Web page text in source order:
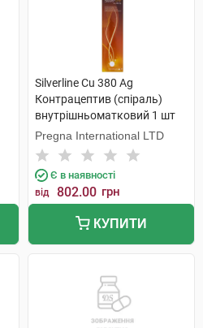
Silverline Cu 380 Ag
Контрацептив (спіраль)
внутрішньоматковий 1 шт
Pregna International LTD
Є в наявності
від 802.00 грн
КУПИТИ